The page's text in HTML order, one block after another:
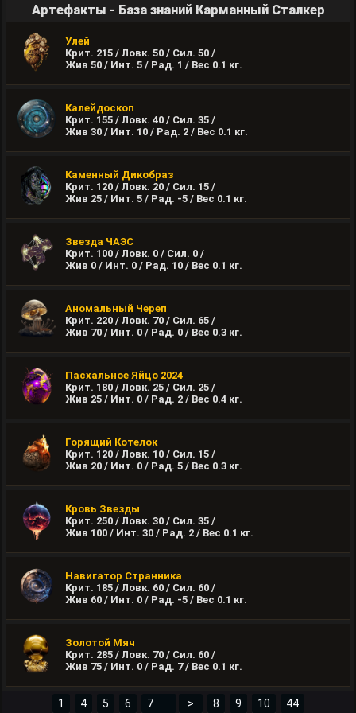
Артефакты - База знаний Карманный Сталкер
Улей
Крит. 215 / Ловк. 50 / Сил. 50 /
Жив 50 / Инт. 5 / Рад. 1 / Вес 0.1 кг.
Калейдоскоп
Крит. 155 / Ловк. 40 / Сил. 35 /
Жив 30 / Инт. 10 / Рад. 2 / Вес 0.1 кг.
Каменный Дикобраз
Крит. 120 / Ловк. 20 / Сил. 15 /
Жив 25 / Инт. 5 / Рад. -5 / Вес 0.1 кг.
Звезда ЧАЭС
Крит. 100 / Ловк. 0 / Сил. 0 /
Жив 0 / Инт. 0 / Рад. 10 / Вес 0.1 кг.
Аномальный Череп
Крит. 220 / Ловк. 70 / Сил. 65 /
Жив 70 / Инт. 0 / Рад. 0 / Вес 0.3 кг.
Пасхальное Яйцо 2024
Крит. 180 / Ловк. 25 / Сил. 25 /
Жив 25 / Инт. 0 / Рад. 2 / Вес 0.4 кг.
Горящий Котелок
Крит. 120 / Ловк. 10 / Сил. 15 /
Жив 20 / Инт. 0 / Рад. 5 / Вес 0.3 кг.
Кровь Звезды
Крит. 250 / Ловк. 30 / Сил. 35 /
Жив 100 / Инт. 30 / Рад. 2 / Вес 0.1 кг.
Навигатор Странника
Крит. 185 / Ловк. 60 / Сил. 60 /
Жив 60 / Инт. 0 / Рад. -5 / Вес 0.1 кг.
Золотой Мяч
Крит. 285 / Ловк. 70 / Сил. 60 /
Жив 75 / Инт. 0 / Рад. 7 / Вес 0.1 кг.
1 4 5 6 > 8 9 10 44